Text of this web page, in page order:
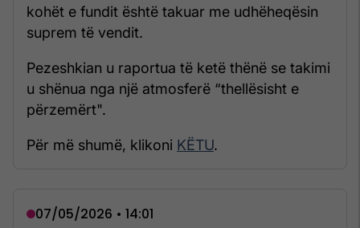
kohët e fundit është takuar me udhëheqësin
suprem të vendit.
Pezeshkian u raportua të ketë thënë se takimi
u shënua nga një atmosferë “thellësisht e
përzemërt".
Për më shumë, klikoni KËTU.
07/05/2026 • 14:01